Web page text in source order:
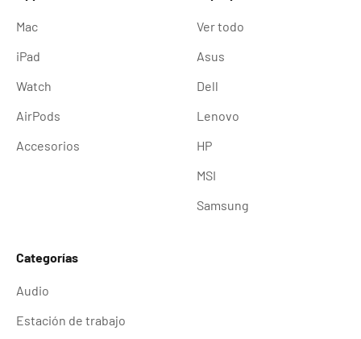
Mac
iPad
Watch
AirPods
Accesorios
Ver todo
Asus
Dell
Lenovo
HP
MSI
Samsung
Categorías
Audio
Estación de trabajo